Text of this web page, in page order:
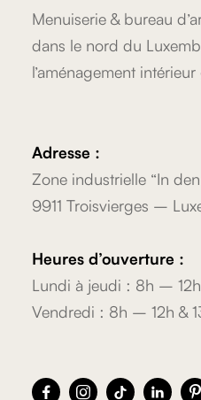
Menuiserie & bureau
dans le nord du
l’aménagement
Adresse :
Zone industrielle “In den
9911 Troisvierges –
Heures d’ouverture :
Lundi à jeudi : 8h –
Vendredi : 8h – 12h &
    